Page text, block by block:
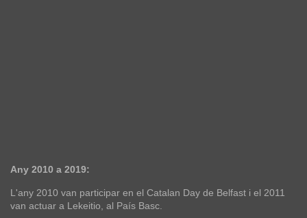
Any 2010 a 2019:
L'any 2010 van participar en el Catalan Day de Belfast i el 2011
van actuar a Lekeitio, al País Basc.